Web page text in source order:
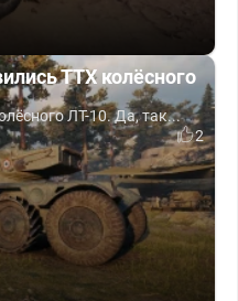
ТТХ колёсного
ЛТ-10. Да, так...
2